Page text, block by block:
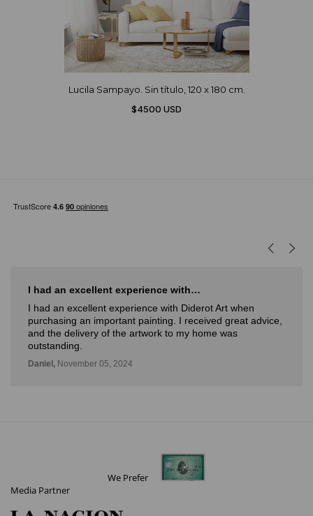
Lucila Sampayo. Sin título, 120 x 180 cm.
$4500 USD
I had an excellent experience with…
I had an excellent experience with Diderot Art when
purchasing an important painting. I received great advice,
and the delivery of the artwork to my home was
outstanding.
Daniel, November 05, 2024
We Prefer
Media Partner